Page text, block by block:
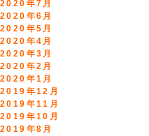
2020年7月
2020年6月
2020年5月
2020年4月
2020年3月
2020年2月
2020年1月
2019年12月
2019年11月
2019年10月
2019年8月